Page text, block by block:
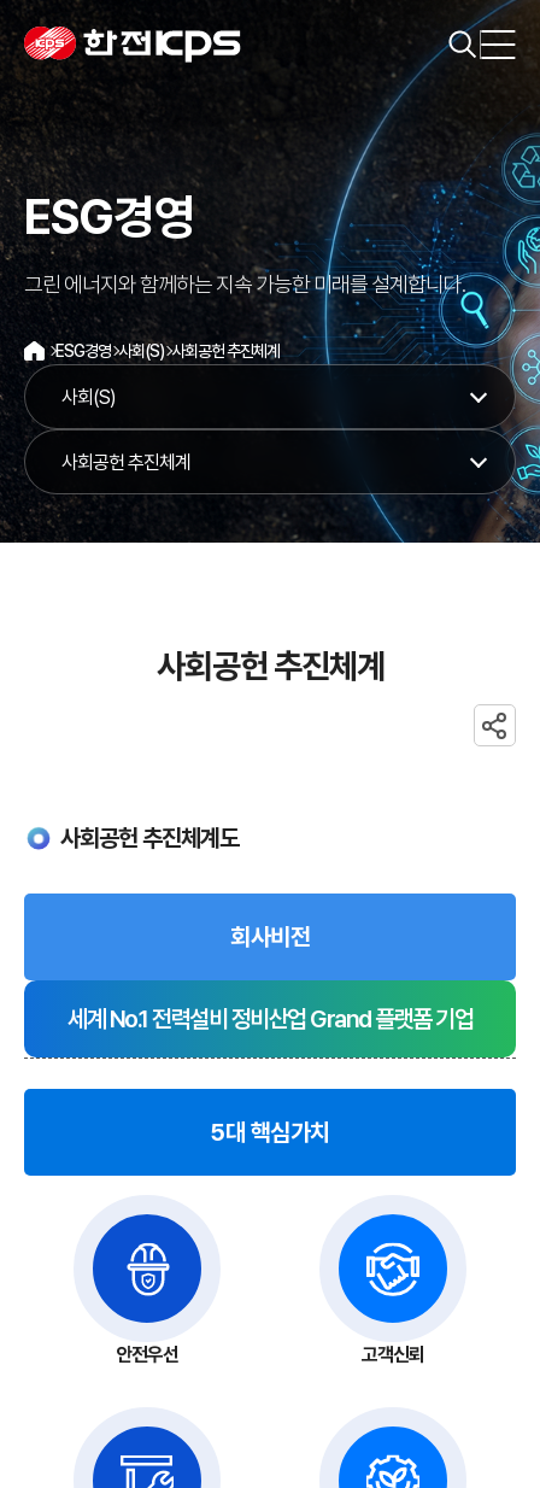
ESG경영
그린 에너지와 함께하는 지속 가능한 미래를 설계합니다.
홈 ESG경영 사회(S) 사회공헌 추진체계
사회(S)
사회공헌 추진체계
사회공헌 추진체계
공유
사회공헌
추진체계
사회공헌 추진체계도
회사비전
세계 No.1 전력설비 정비산업 Grand 플랫폼 기업
5대 핵심가치
안전우선 고객신뢰